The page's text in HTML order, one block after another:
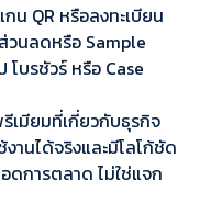
น QR หรือลงทะเบียน
วนลดหรือ Sample
โบรชัวร์ หรือ Case
เมียมที่เกี่ยวกับธุรกิจ
านได้จริงและมีโลโก้ชัด
ดการตลาด ไม่ใช่แจก